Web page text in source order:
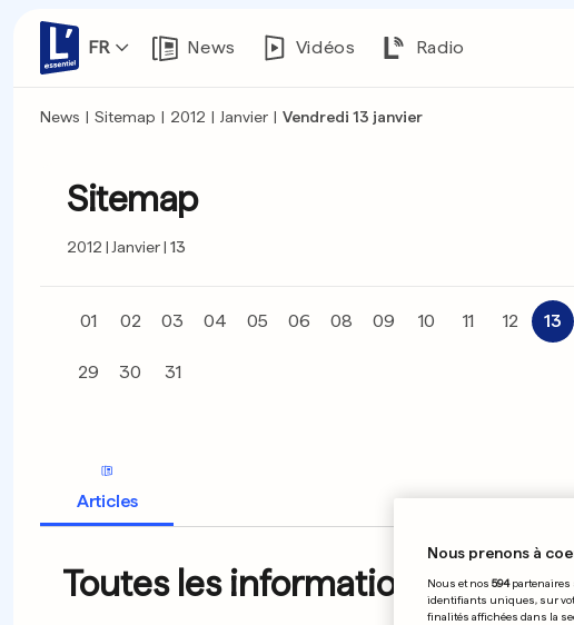
FR News Vidéos Radio
News | Sitemap | 2012 | Janvier | Vendredi 13 janvier
Sitemap
2012 Janvier 13
01 02 03 04 05 06 08 09 10 11 12 13
29 30 31
Articles
Toutes les informations du
Nous prenons à
Nous et nos 594partenaires
identifiants uniques, sur
finalités affichées dans la